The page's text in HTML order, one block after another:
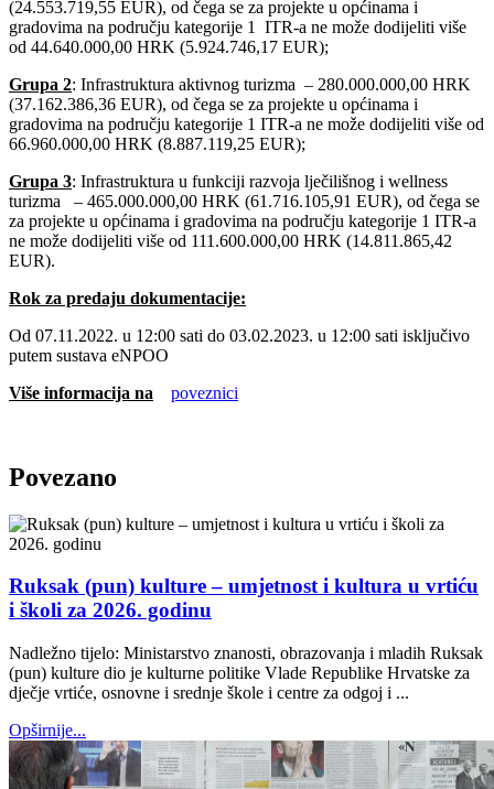
(24.553.719,55 EUR), od čega se za projekte u općinama i
gradovima na području kategorije 1 ITR-a ne može dodijeliti više
od 44.640.000,00 HRK (5.924.746,17 EUR);
Grupa 2: Infrastruktura aktivnog turizma – 280.000.000,00 HRK
(37.162.386,36 EUR), od čega se za projekte u općinama i
gradovima na području kategorije 1 ITR-a ne može dodijeliti više od
66.960.000,00 HRK (8.887.119,25 EUR);
Grupa 3: Infrastruktura u funkciji razvoja lječilišnog i wellness
turizma – 465.000.000,00 HRK (61.716.105,91 EUR), od čega se
za projekte u općinama i gradovima na području kategorije 1 ITR-a
ne može dodijeliti više od 111.600.000,00 HRK (14.811.865,42
EUR).
Rok za predaju dokumentacije:
Od 07.11.2022. u 12:00 sati do 03.02.2023. u 12:00 sati isključivo
putem sustava eNPOO
Više informacija na
poveznici
Povezano
Ruksak (pun) kulture – umjetnost i kultura u vrtiću
i školi za 2026. godinu
Nadležno tijelo: Ministarstvo znanosti, obrazovanja i mladih Ruksak
(pun) kulture dio je kulturne politike Vlade Republike Hrvatske za
dječje vrtiće, osnovne i srednje škole i centre za odgoj i ...
Opširnije...